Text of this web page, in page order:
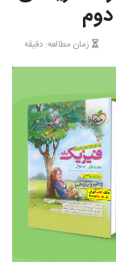
زمان مطالعه: دقیقه